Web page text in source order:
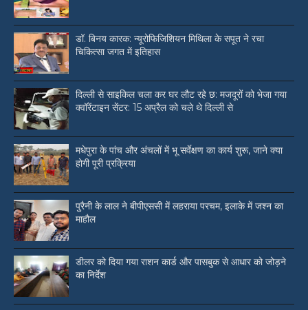
डॉ. बिनय कारक: न्यूरोफिजिशियन मिथिला के सपूत ने रचा
चिकित्सा जगत में इतिहास
दिल्ली से साइकिल चला कर घर लौट रहे छ: मजदूरों को भेजा गया
क्वॉरेंटाइन सेंटर: 15 अप्रैल को चले थे दिल्ली से
मधेपुरा के पांच और अंचलों में भू सर्वेक्षण का कार्य शुरू, जाने क्या
होगी पूरी प्रक्रिया
पुरैनी के लाल ने बीपीएससी में लहराया परचम, इलाके में जश्न का
माहौल
डीलर को दिया गया राशन कार्ड और पासबुक से आधार को जोड़ने
का निर्देश